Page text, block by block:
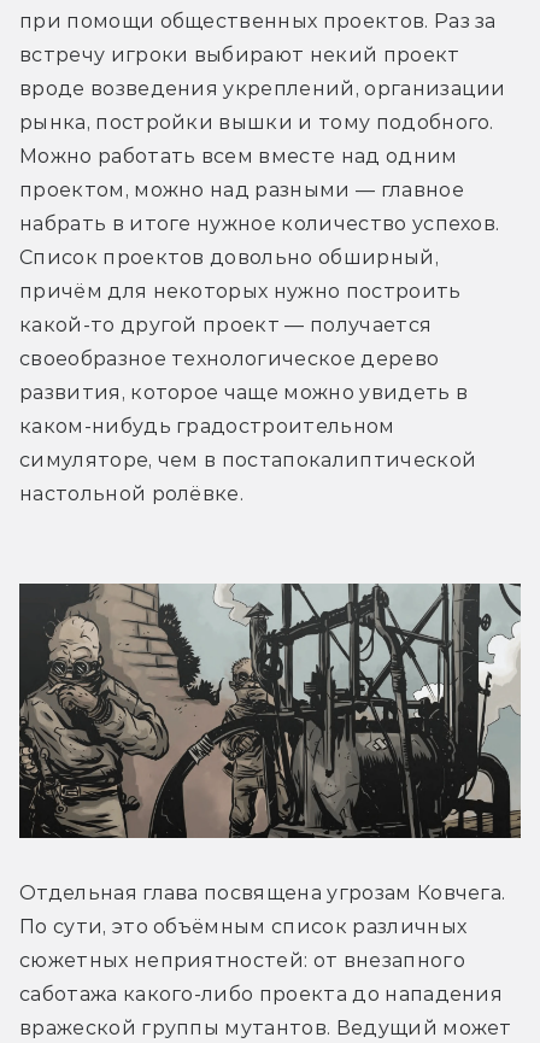
при помощи общественных проектов. Раз за
встречу игроки выбирают некий проект
вроде возведения укреплений, организации
рынка, постройки вышки и тому подобного.
Можно работать всем вместе над одним
проектом, можно над разными — главное
набрать в итоге нужное количество успехов.
Список проектов довольно обширный,
причём для некоторых нужно построить
какой-то другой проект — получается
своеобразное технологическое дерево
развития, которое чаще можно увидеть в
каком-нибудь градостроительном
симуляторе, чем в постапокалиптической
настольной ролёвке.
Отдельная глава посвящена угрозам Ковчега.
По сути, это объёмным список различных
сюжетных неприятностей: от внезапного
саботажа какого-либо проекта до нападения
вражеской группы мутантов. Ведущий может